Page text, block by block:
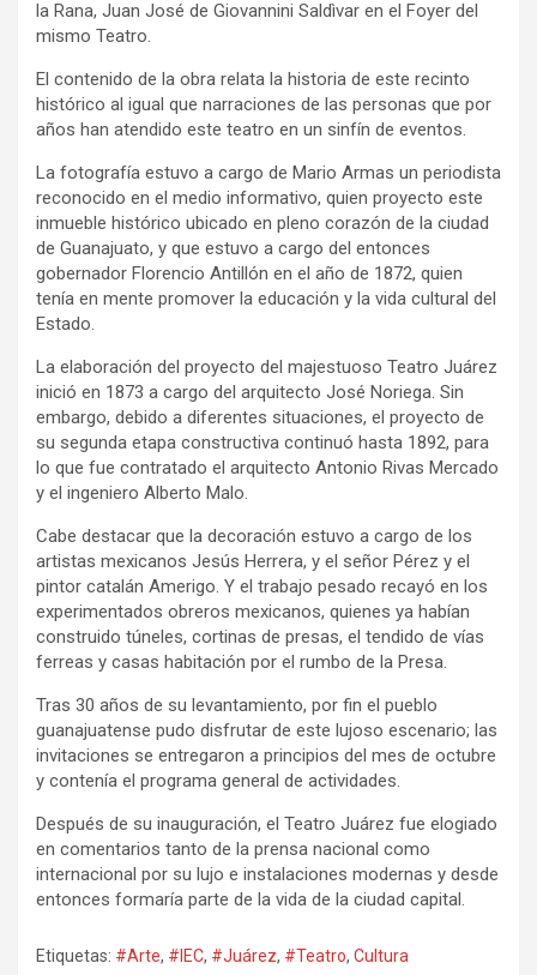
la Rana, Juan José de Giovannini Saldìvar en el Foyer del
mismo Teatro.
El contenido de la obra relata la historia de este recinto
histórico al igual que narraciones de las personas que por
años han atendido este teatro en un sinfín de eventos.
La fotografía estuvo a cargo de Mario Armas un periodista
reconocido en el medio informativo, quien proyecto este
inmueble histórico ubicado en pleno corazón de la ciudad
de Guanajuato, y que estuvo a cargo del entonces
gobernador Florencio Antillón en el año de 1872, quien
tenía en mente promover la educación y la vida cultural del
Estado.
La elaboración del proyecto del majestuoso Teatro Juárez
inició en 1873 a cargo del arquitecto José Noriega. Sin
embargo, debido a diferentes situaciones, el proyecto de
su segunda etapa constructiva continuó hasta 1892, para
lo que fue contratado el arquitecto Antonio Rivas Mercado
y el ingeniero Alberto Malo.
Cabe destacar que la decoración estuvo a cargo de los
artistas mexicanos Jesús Herrera, y el señor Pérez y el
pintor catalán Amerigo. Y el trabajo pesado recayó en los
experimentados obreros mexicanos, quienes ya habían
construido túneles, cortinas de presas, el tendido de vías
ferreas y casas habitación por el rumbo de la Presa.
Tras 30 años de su levantamiento, por fin el pueblo
guanajuatense pudo disfrutar de este lujoso escenario; las
invitaciones se entregaron a principios del mes de octubre
y contenía el programa general de actividades.
Después de su inauguración, el Teatro Juárez fue elogiado
en comentarios tanto de la prensa nacional como
internacional por su lujo e instalaciones modernas y desde
entonces formaría parte de la vida de la ciudad capital.
Etiquetas: #Arte, #IEC, #Juárez, #Teatro, Cultura